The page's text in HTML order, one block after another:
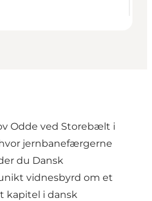
Odde ved Storebælt i
jernbanefærgerne
du Dansk
vidnesbyrd om et
kapitel i dansk